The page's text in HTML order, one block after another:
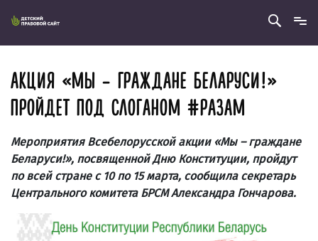
АКЦИЯ «МЫ – ГРАЖДАНЕ БЕЛАРУСИ!»
ПРОЙДЕТ ПОД СЛОГАНОМ #РАЗАМ
Мероприятия Всебелорусской акции «Мы – граждане
Беларуси!», посвященной Дню Конституции, пройдут
по всей стране с 10 по 15 марта, сообщила секретарь
Центрального комитета БРСМ Александра Гончарова.